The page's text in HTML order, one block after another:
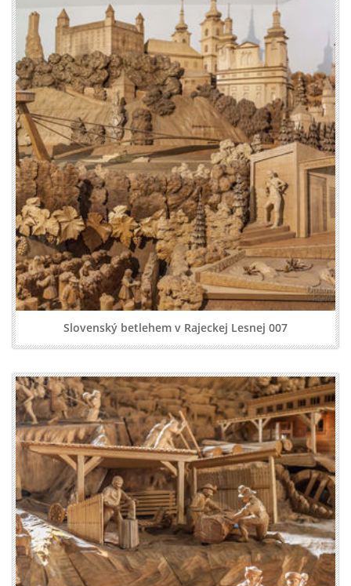
Slovenský betlehem v Rajeckej Lesnej 007